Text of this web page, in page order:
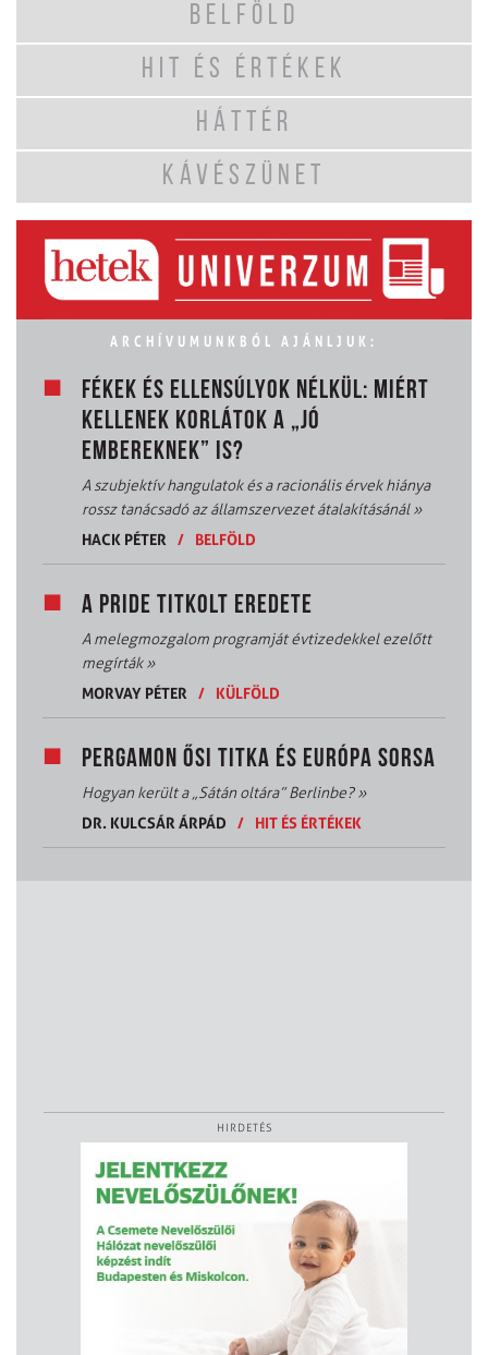
BELFÖLD
HIT ÉS ÉRTÉKEK
HÁTTÉR
KÁVÉSZÜNET
ARCHÍVUMUNKBÓL AJÁNLJUK:
FÉKEK ÉS ELLENSÚLYOK NÉLKÜL: MIÉRT
KELLENEK KORLÁTOK A „JÓ
EMBEREKNEK” IS?
A szubjektív hangulatok és a racionális érvek hiánya
rossz tanácsadó az államszervezet átalakításánál»
HACK PÉTER
/ BELFÖLD
A PRIDE TITKOLT EREDETE
A melegmozgalom programját évtizedekkel ezelőtt
megírták»
MORVAY PÉTER
/ KÜLFÖLD
PERGAMON ŐSI TITKA ÉS EURÓPA SORSA
Hogyan került a „Sátán oltára” Berlinbe?»
DR. KULCSÁR ÁRPÁD
/ HIT ÉS ÉRTÉKEK
HIRDETÉS